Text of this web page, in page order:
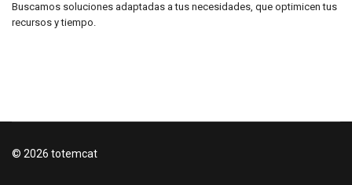
Buscamos soluciones adaptadas a tus necesidades, que optimicen tus
recursos y tiempo.
© 2026 totemcat